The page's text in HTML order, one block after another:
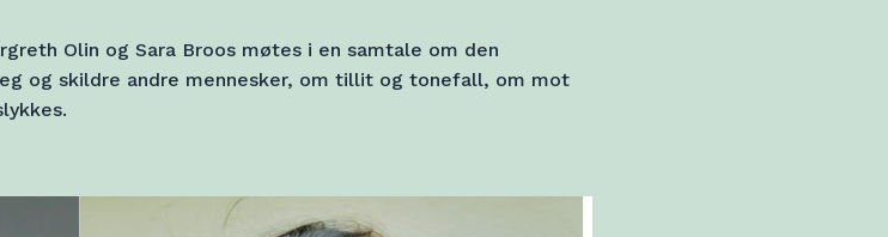
Olin og Sara Broos møtes i en samtale om den
og skildre andre mennesker, om tillit og tonefall, om mot